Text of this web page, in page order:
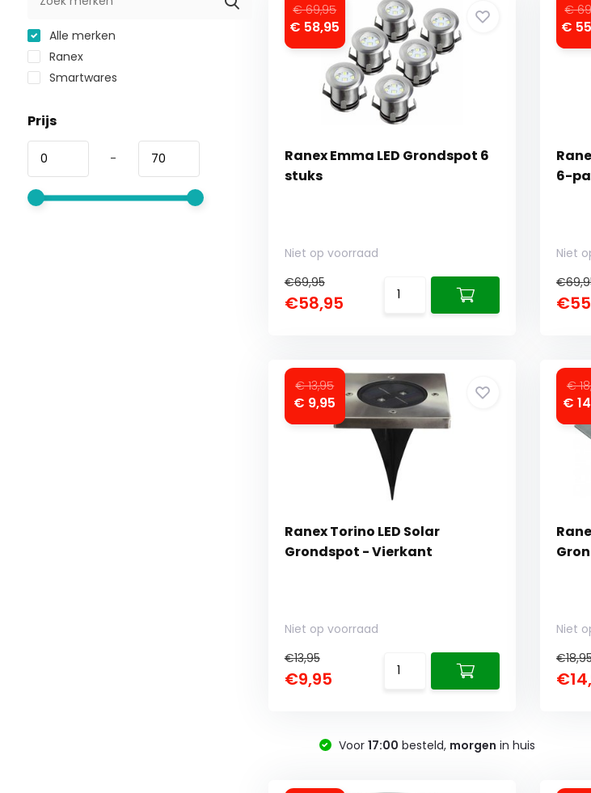
Alle merken
Ranex
Smartwares
Prijs
-
€ 69,95
€ 58,95
Ranex Emma LED Grondspot 6
stuks
Niet op voorraad
€69,95
€58,95
€
€
6-
Niet
€ 13,95
€ 9,95
Ranex Torino LED Solar
Grondspot - Vierkant
Niet op voorraad
€13,95
€9,95
€
€
Niet
Voor 17:00 besteld, morgen in huis